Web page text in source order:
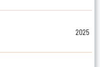
2025